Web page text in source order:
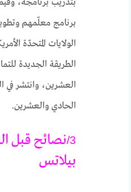
بتدريب برنامجه،
برنامج معلّمهم
الولايات المتحدّة
الطريقة الجديدة
العشرين، وانتشر في
الحادي والعشرين.
3/ نصائح قبل
بيلاتس